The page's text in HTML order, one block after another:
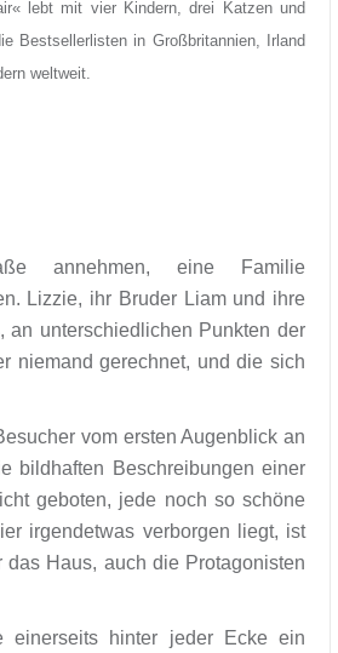
lebt mit vier Kindern, drei Katzen und
Bestsellerlisten in Großbritannien, Irland
weltweit.
annehmen, eine Familie
Lizzie, ihr Bruder Liam und ihre
an unterschiedlichen Punkten der
niemand gerechnet, und die sich
vom ersten Augenblick an
bildhaften Beschreibungen einer
geboten, jede noch so schöne
irgendetwas verborgen liegt, ist
Haus, auch die Protagonisten
einerseits hinter jeder Ecke ein